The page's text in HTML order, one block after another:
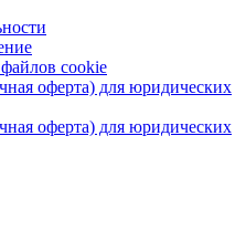
cookie
оферта) для юридических
оферта) для юридических